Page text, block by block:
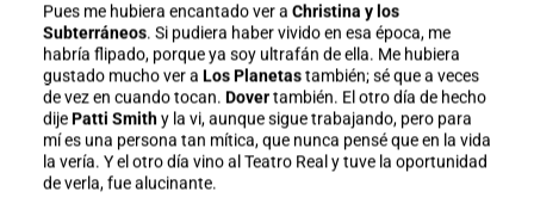
Pues me hubiera encantado ver a Christina y los
Subterráneos. Si pudiera haber vivido en esa época, me
habría flipado, porque ya soy ultrafán de ella. Me hubiera
gustado mucho ver a Los Planetastambién; sé que a veces
de vez en cuando tocan. Dovertambién. El otro día de hecho
dijePatti Smithy la vi, aunque sigue trabajando, pero para
mí es una persona tan mítica, que nunca pensé que en la vida
la vería. Y el otro día vino al Teatro Real y tuve la oportunidad
de verla, fue alucinante.